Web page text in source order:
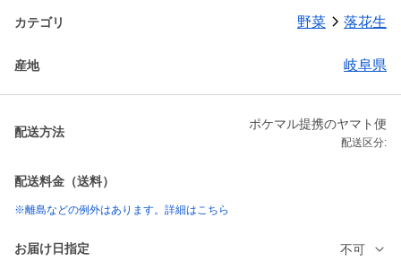
カテゴリ 野菜 落花生
産地 岐阜県
配送方法
ポケマル提携のヤマト便
配送区分:
配送料金（送料）
※離島などの例外はあります。詳細はこちら
お届け日指定 不可